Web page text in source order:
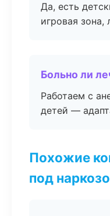
Да, есть
игровая зона,
Больно ли
Работаем с
детей —
Похожие
под